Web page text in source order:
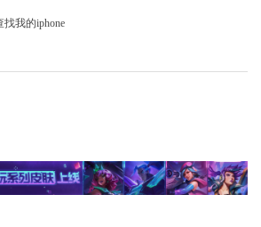
找我的iphone